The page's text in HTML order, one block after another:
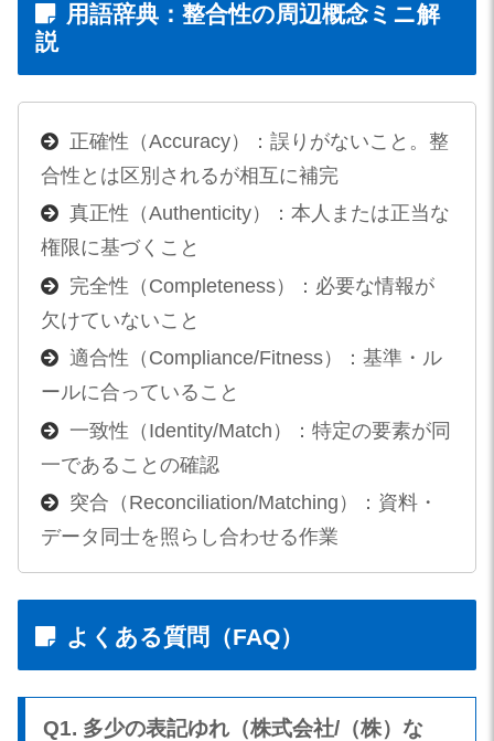
用語辞典：整合性の周辺概念ミニ解
説
正確性（Accuracy）：誤りがないこと。整
合性とは区別されるが相互に補完
真正性（Authenticity）：本人または正当な
権限に基づくこと
完全性（Completeness）：必要な情報が
欠けていないこと
適合性（Compliance/Fitness）：基準・ル
ールに合っていること
一致性（Identity/Match）：特定の要素が同
一であることの確認
突合（Reconciliation/Matching）：資料・
データ同士を照らし合わせる作業
よくある質問（FAQ）
Q1. 多少の表記ゆれ（株式会社/（株）な